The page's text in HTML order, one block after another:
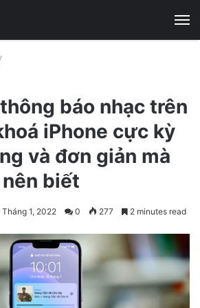
báo nhạc trên
iPhone cực kỳ
và đơn giản mà
biết
Tháng 1, 2022 0 277 2 minutes read